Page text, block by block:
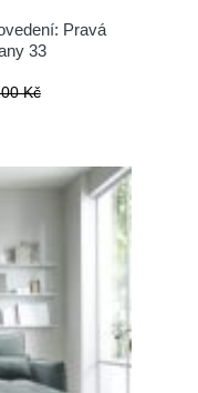
Pravá
33
Kč